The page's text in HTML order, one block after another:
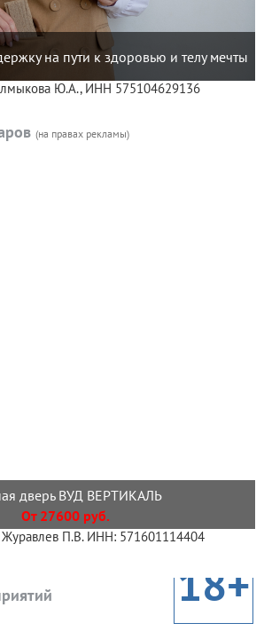
на пути к здоровью и телу мечты
Ю.А., ИНН 575104629136
(на правах рекламы)
дверь ВУД ВЕРТИКАЛЬ
От 27600 руб.
П.В. ИНН: 571601114404
18+